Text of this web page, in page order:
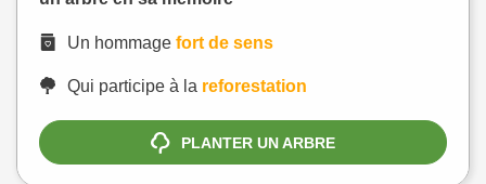
Un hommage fort de sens
Qui participe à la reforestation
PLANTER UN ARBRE